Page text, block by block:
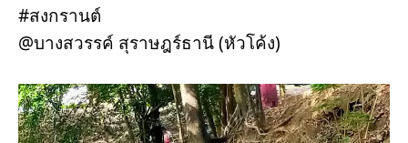
#สงกรานต์
@บางสวรรค์ สุราษฎร์ธานี (หัวโค้ง)